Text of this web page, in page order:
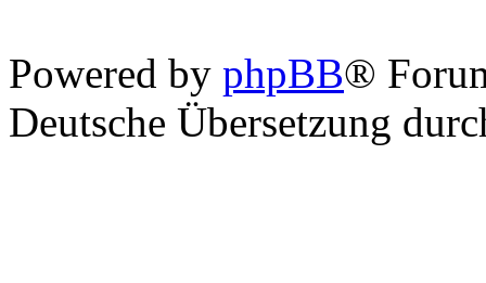
Powered by phpBB®
Deutsche Übersetzung